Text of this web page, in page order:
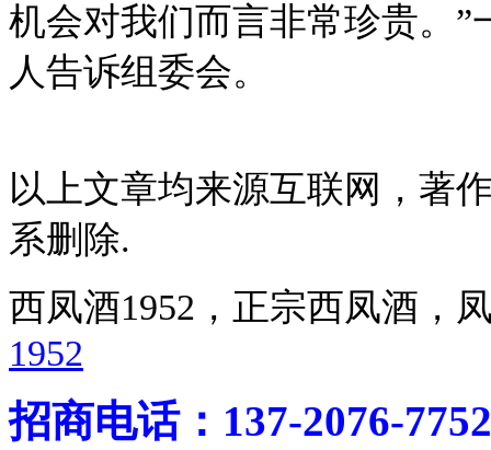
机会对我们而言非常珍贵。
人告诉组委会。
以上文章均来源互联网，著
系删除.
西凤酒1952，正宗西凤酒
1952
招商电话：137-2076-7752